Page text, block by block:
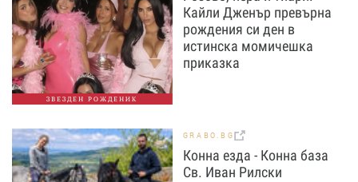
ЗВЕЗДЕН РОЖДЕНИК
Кайли Дженър превърна
рождения си ден в
истинска момичешка
приказка
GRABO.BG
Конна езда - Конна база
Св. Иван Рилски